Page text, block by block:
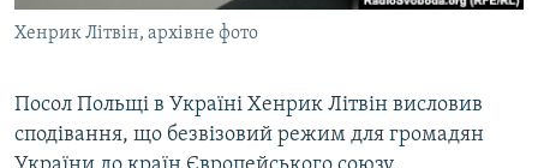
ІНФОГРАФІКА
ДОЛУЧАЙСЯ!
Усі сайти RFE/RL
Хенрик Літвін, архівне фото
Посол Польщі в Україні Хенрик Літвін висловив
сподівання, що безвізовий режим для громадян